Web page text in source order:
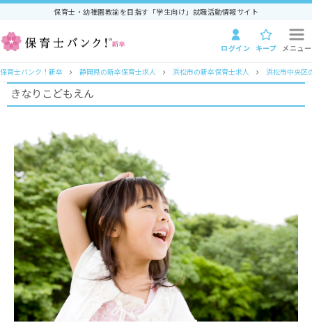
保育士・幼稚園教諭を目指す「学生向け」就職活動情報サイト
ログイン キープ メニュー
保育士バンク！新卒 静岡県の新卒保育士求人 浜松市の新卒保育士求人 浜松市中央区
きなりこどもえん